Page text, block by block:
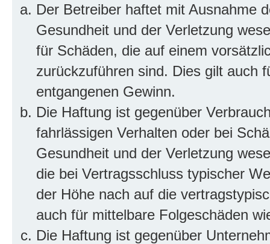
Der Betreiber haftet mit Ausnahme
Gesundheit und der Verletzung
für Schäden, die auf einem
zurückzuführen sind. Dies gilt auch
entgangenen Gewinn.
Die Haftung ist gegenüber
fahrlässigen Verhalten oder bei
Gesundheit und der Verletzung
die bei Vertragsschluss typischer
der Höhe nach auf die
auch für mittelbare Folgeschäden
Die Haftung ist gegenüber